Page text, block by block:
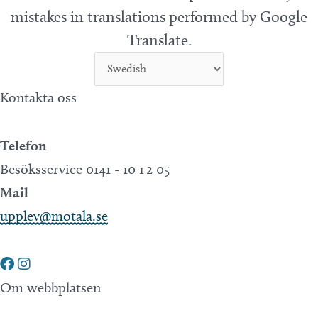
mistakes in translations performed by Google
Translate.
Kontakta oss
Telefon
Besöksservice 0141 - 10 1 2 05
Mail
upplev@motala.se
Om webbplatsen